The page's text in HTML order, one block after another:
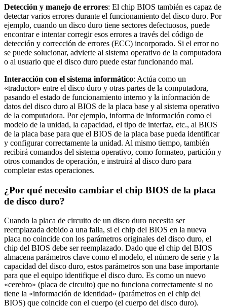
Detección y manejo de errores: El chip BIOS también es capaz de
detectar varios errores durante el funcionamiento del disco duro. Por
ejemplo, cuando un disco duro tiene sectores defectuosos, puede
encontrar e intentar corregir esos errores a través del código de
detección y corrección de errores (ECC) incorporado. Si el error no
se puede solucionar, advierte al sistema operativo de la computadora
o al usuario que el disco duro puede estar funcionando mal.
Interacción con el sistema informático: Actúa como un
«traductor» entre el disco duro y otras partes de la computadora,
pasando el estado de funcionamiento interno y la información de
datos del disco duro al BIOS de la placa base y al sistema operativo
de la computadora. Por ejemplo, informa de información como el
modelo de la unidad, la capacidad, el tipo de interfaz, etc., al BIOS
de la placa base para que el BIOS de la placa base pueda identificar
y configurar correctamente la unidad. Al mismo tiempo, también
recibirá comandos del sistema operativo, como formateo, partición y
otros comandos de operación, e instruirá al disco duro para
completar estas operaciones.
¿Por qué necesito cambiar el chip BIOS de la placa
de disco duro?
Cuando la placa de circuito de un disco duro necesita ser
reemplazada debido a una falla, si el chip del BIOS en la nueva
placa no coincide con los parámetros originales del disco duro, el
chip del BIOS debe ser reemplazado. Dado que el chip del BIOS
almacena parámetros clave como el modelo, el número de serie y la
capacidad del disco duro, estos parámetros son una base importante
para que el equipo identifique el disco duro. Es como un nuevo
«cerebro» (placa de circuito) que no funciona correctamente si no
tiene la «información de identidad» (parámetros en el chip del
BIOS) que coincide con el cuerpo (el cuerpo del disco duro).